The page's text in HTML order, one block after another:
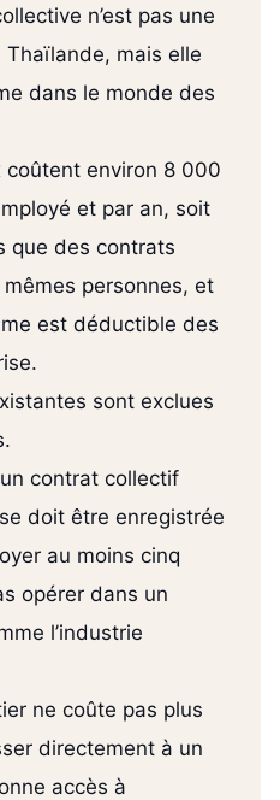
n’est pas une
mais elle
dans le monde des
coûtent environ 8 000
et par an, soit
que des contrats
personnes, et
est déductible des
sont exclues
contrat collectif
doit être enregistrée
au moins cinq
opérer dans un
l’industrie
ne coûte pas plus
directement à un
accès à